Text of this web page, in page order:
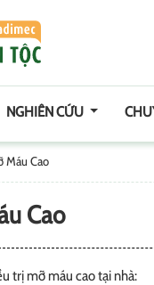
NGHIÊN CỨU
Máu Cao
Cao
trị mỡ máu cao tại nhà: